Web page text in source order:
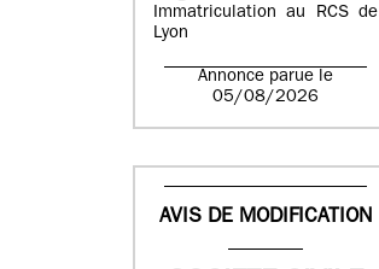
Immatriculation au RCS de
Lyon
Annonce parue le
05/08/2026
AVIS DE MODIFICATION